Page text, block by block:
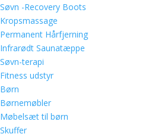
Søvn -Recovery Boots
Kropsmassage
Permanent Hårfjerning
Infrarødt Saunatæppe
Søvn-terapi
Fitness udstyr
Børn
Børnemøbler
Møbelsæt til børn
Skuffer